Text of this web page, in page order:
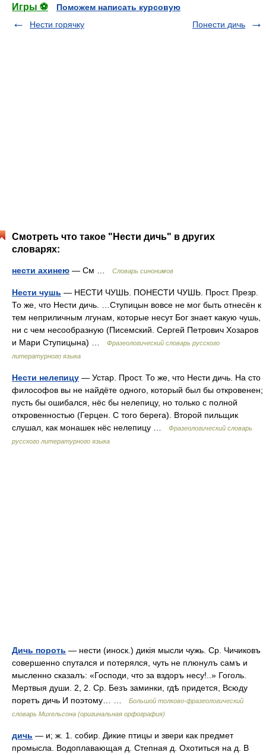
Игры ⚽
Поможем написать курсовую
Нести горячку
Понести дичь
Смотреть что такое "Нести дичь" в других
словарях:
нести ахинею — См … Словарь синонимов
Нести чушь — НЕСТИ ЧУШЬ. ПОНЕСТИ ЧУШЬ. Прост. Презр.
То же, что Нести дичь. …Ступицын вовсе не мог быть отнесён к
тем неприличным лгунам, которые несут Бог знает какую чушь,
ни с чем несообразную (Писемский. Сергей Петрович Хозаров
и Мари Ступицына) …
Фразеологический словарь русского
литературного языка
Нести нелепицу — Устар. Прост. То же, что Нести дичь. На сто
философов вы не найдёте одного, который был бы откровенен;
пусть бы ошибался, нёс бы нелепицу, но только с полной
откровенностью (Герцен. С того берега). Второй пильщик
слушал, как монашек нёс нелепицу …
Фразеологический словарь
русского литературного языка
Дичь пороть — нести (иноск.) дикія мысли чужь. Ср. Чичиковъ
совершенно спутался и потерялся, чуть не плюнулъ самъ и
мысленно сказалъ: «Господи, что за вздоръ несу!..» Гоголь.
Мертвыя души. 2, 2. Ср. Безъ заминки, гдѣ придется, Всюду
поретъ дичь И поэтому… …
Большой толково-фразеологический
словарь Михельсона (оригинальная орфография)
дичь — и; ж. 1. собир. Дикие птицы и звери как предмет
промысла. Водоплавающая д. Степная д. Охотиться на д. В